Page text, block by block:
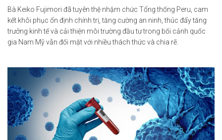
Bà Keiko Fujimori đã tuyên thệ nhậm chức Tổng thống Peru, cam
kết khôi phục ổn định chính trị, tăng cường an ninh, thúc đẩy tăng
trưởng kinh tế và cải thiện môi trường đầu tư trong bối cảnh quốc
gia Nam Mỹ vẫn đối mặt với nhiều thách thức và chia rẽ.